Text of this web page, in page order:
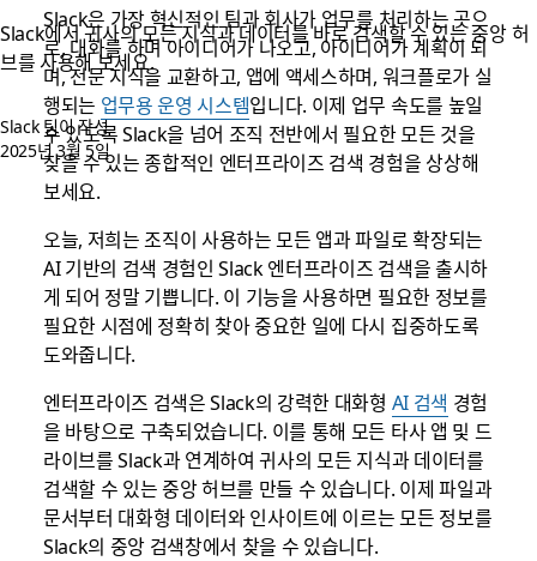
Slack에서 귀사의 모든 지식과 데이터를 바로 검색할 수 있는 중앙 허
브를 사용해 보세요.
Slack 팀이 작성
2025년 3월 5일
Slack은 가장 혁신적인 팀과 회사가 업무를 처리하는 곳으
로, 대화를 하며 아이디어가 나오고, 아이디어가 계획이 되
며, 전문 지식을 교환하고, 앱에 액세스하며, 워크플로가 실
행되는 업무용 운영 시스템입니다. 이제 업무 속도를 높일
수 있도록 Slack을 넘어 조직 전반에서 필요한 모든 것을
찾을 수 있는 종합적인 엔터프라이즈 검색 경험을 상상해
보세요.
오늘, 저희는 조직이 사용하는 모든 앱과 파일로 확장되는
AI 기반의 검색 경험인 Slack 엔터프라이즈 검색을 출시하
게 되어 정말 기쁩니다. 이 기능을 사용하면 필요한 정보를
필요한 시점에 정확히 찾아 중요한 일에 다시 집중하도록
도와줍니다.
엔터프라이즈 검색은 Slack의 강력한 대화형 AI 검색 경험
을 바탕으로 구축되었습니다. 이를 통해 모든 타사 앱 및 드
라이브를 Slack과 연계하여 귀사의 모든 지식과 데이터를
검색할 수 있는 중앙 허브를 만들 수 있습니다. 이제 파일과
문서부터 대화형 데이터와 인사이트에 이르는 모든 정보를
Slack의 중앙 검색창에서 찾을 수 있습니다.